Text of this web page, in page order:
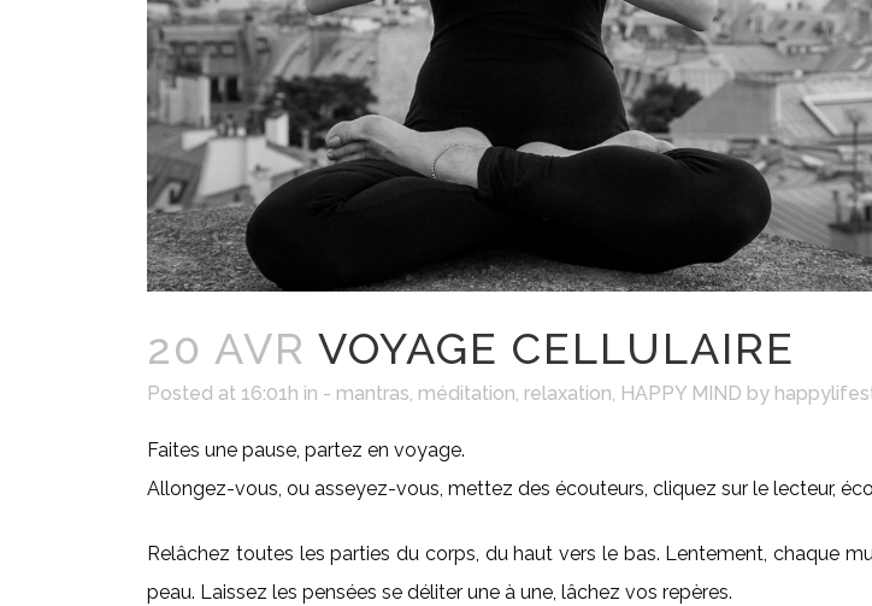
20 AVR VOYAGE CELLULAIRE
Posted at 16:01h in - mantras, méditation, relaxation, HAPPY MIND by
Faites une pause, partez en voyage.
Allongez-vous, ou asseyez-vous, mettez des écouteurs, cliquez sur le lecteur,
Relâchez toutes les parties du corps, du haut vers le bas. Lentement, chaque
peau. Laissez les pensées se déliter une à une, lâchez vos repères.